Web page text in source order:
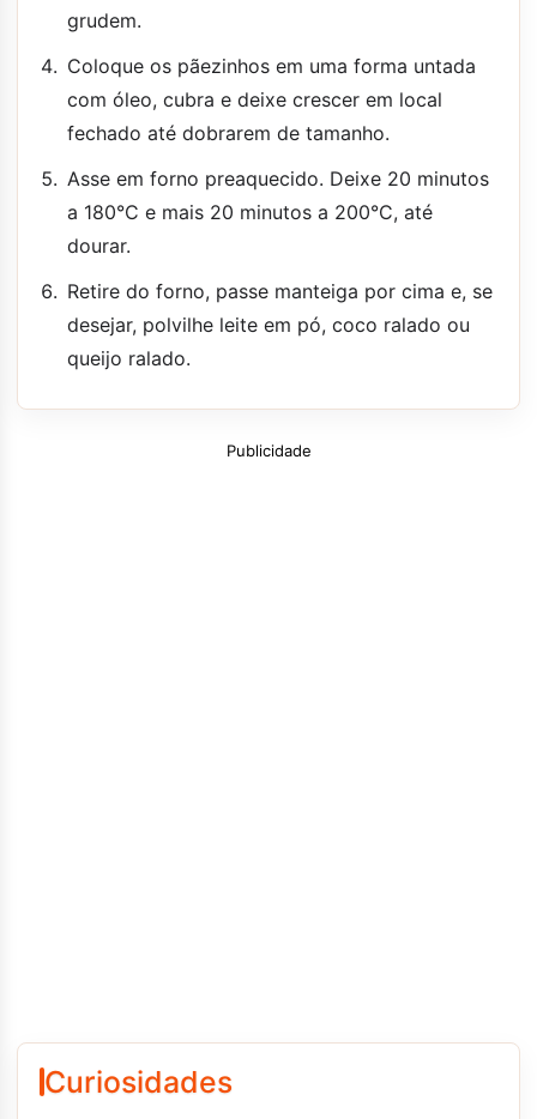
grudem.
Coloque os pãezinhos em uma forma untada
com óleo, cubra e deixe crescer em local
fechado até dobrarem de tamanho.
Asse em forno preaquecido. Deixe 20 minutos
a 180°C e mais 20 minutos a 200°C, até
dourar.
Retire do forno, passe manteiga por cima e, se
desejar, polvilhe leite em pó, coco ralado ou
queijo ralado.
Publicidade
Curiosidades